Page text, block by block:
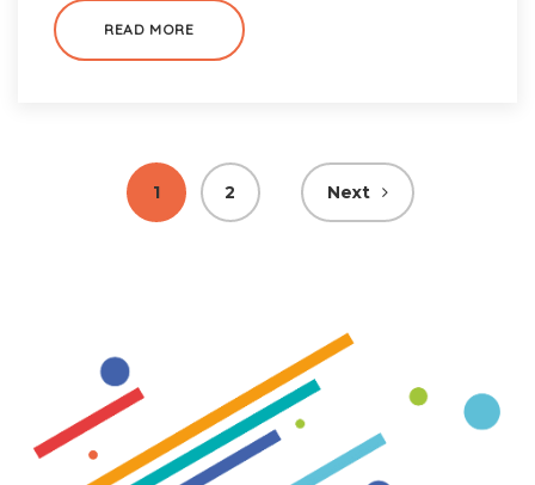
READ MORE
Pagination
publications
1 2 Next